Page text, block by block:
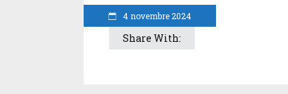
4 novembre 2024
Share With: